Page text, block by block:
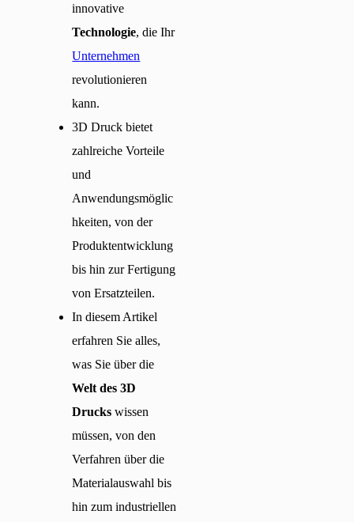
innovative
Technologie, die Ihr
Unternehmen
revolutionieren
kann.
3D Druck bietet
zahlreiche Vorteile
und
Anwendungsmöglic
hkeiten, von der
Produktentwicklung
bis hin zur Fertigung
von Ersatzteilen.
In diesem Artikel
erfahren Sie alles,
was Sie über die
Welt des 3D
Drucks wissen
müssen, von den
Verfahren über die
Materialauswahl bis
hin zum industriellen